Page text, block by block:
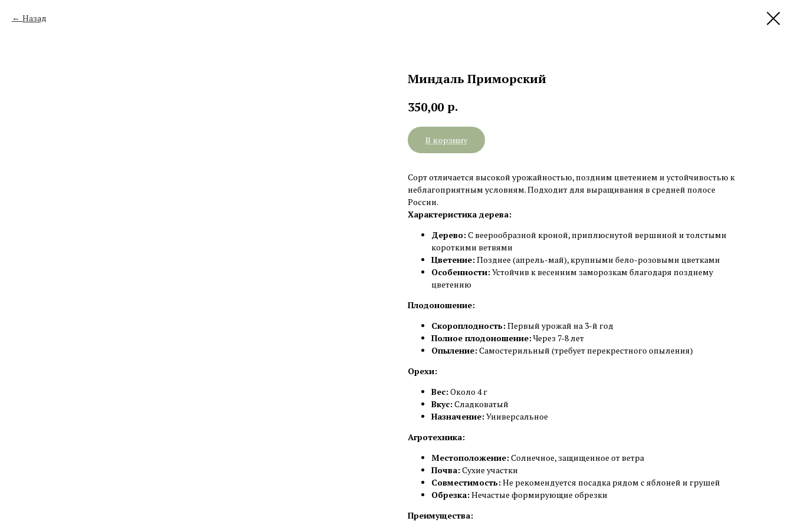
Назад
Миндаль Приморский
350,00 р.
В корзину
Сорт отличается высокой урожайностью, поздним цветением и устойчивостью к
неблагоприятным условиям. Подходит для выращивания в средней полосе
России.
Характеристика дерева:
Дерево: С веерообразной кроной, приплюснутой вершиной и толстыми
короткими ветвями
Цветение: Позднее (апрель-май), крупными бело-розовыми цветками
Особенности: Устойчив к весенним заморозкам благодаря позднему
цветению
Плодоношение:
Скороплодность: Первый урожай на 3-й год
Полное плодоношение:Через 7-8 лет
Опыление: Самостерильный (требует перекрестного опыления)
Орехи:
Вес: Около 4 г
Вкус: Сладковатый
Назначение: Универсальное
Агротехника:
Местоположение: Солнечное, защищенное от ветра
Почва: Сухие участки
Совместимость: Не рекомендуется посадка рядом с яблоней и грушей
Обрезка: Нечастые формирующие обрезки
Преимущества: